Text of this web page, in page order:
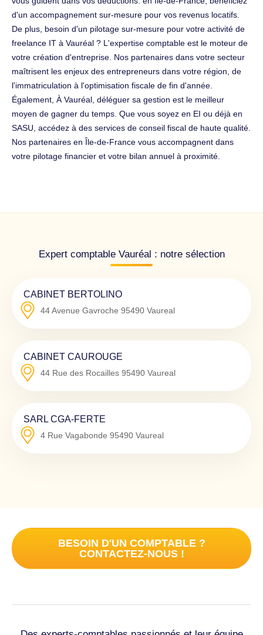
d'un accompagnement sur-mesure pour vos revenus locatifs.
De plus, besoin d'un pilotage sur-mesure pour votre activité de
freelance IT à Vauréal ? L'expertise comptable est le moteur de
votre création d'entreprise. Nos partenaires dans votre secteur
maîtrisent les enjeux des entrepreneurs dans votre région, de
l'immatriculation à l'optimisation fiscale de fin d'année.
Également, À Vauréal, déléguer sa gestion est le meilleur
moyen de gagner du temps. Que vous soyez en EI ou déjà en
SASU, accédez à des services de conseil fiscal de haute qualité.
Nos partenaires en Île-de-France vous accompagnent dans
votre pilotage financier et votre bilan annuel à proximité.
Expert comptable Vauréal : notre sélection
CABINET BERTOLINO
44 Avenue Gavroche 95490 Vaureal
CABINET CAUROUGE
44 Rue des Rocailles 95490 Vaureal
SARL CGA-FERTE
4 Rue Vagabonde 95490 Vaureal
BESOIN D'UN COMPTABLE ?
CONTACTEZ-NOUS !